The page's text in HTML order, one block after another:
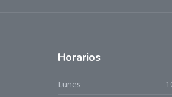
Horarios
Lunes